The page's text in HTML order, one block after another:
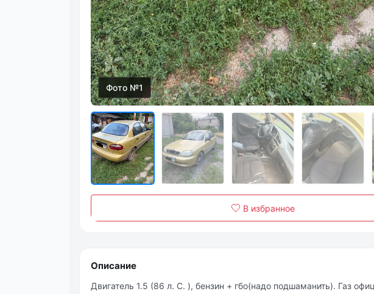
Фото №1
В избранное
Описание
Двигатель 1.5 (86 л. С. ), бензин + гбо(надо подшаманить). Газ